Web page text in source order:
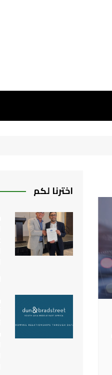
اخترنا لكم